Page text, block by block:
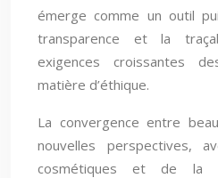
émerge comme un outil
transparence et la
exigences croissantes
matière d’éthique.
La convergence entre
nouvelles perspectives,
cosmétiques et de la